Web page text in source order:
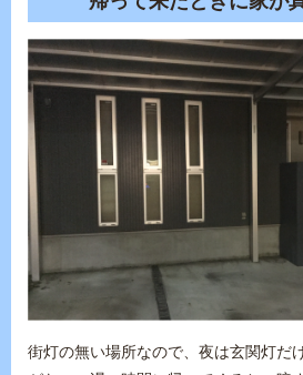
街灯の無い場所なので、夜は玄関灯だ